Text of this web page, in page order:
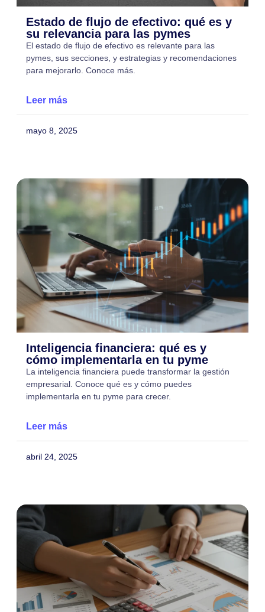
Estado de flujo de efectivo: qué es y
su relevancia para las pymes
El estado de flujo de efectivo es relevante para las
pymes, sus secciones, y estrategias y recomendaciones
para mejorarlo. Conoce más.
Leer más
mayo 8, 2025
Inteligencia financiera: qué es y
cómo implementarla en tu pyme
La inteligencia financiera puede transformar la gestión
empresarial. Conoce qué es y cómo puedes
implementarla en tu pyme para crecer.
Leer más
abril 24, 2025